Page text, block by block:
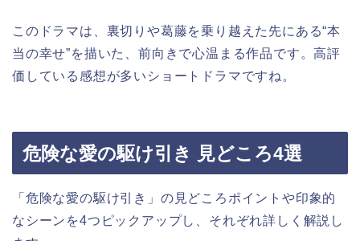
このドラマは、裏切りや葛藤を乗り越えた先にある“本
当の幸せ”を描いた、前向きで心温まる作品です。高評
価している感想が多いショートドラマですね。
危険な愛の駆け引き 見どころ4選
「危険な愛の駆け引き」の見どころポイントや印象的
なシーンを4つピックアップし、それぞれ詳しく解説し